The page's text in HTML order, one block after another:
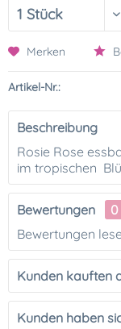
Merken
Artikel-Nr.:
Beschreibung
Rosie Rose
im tropischen
Bewertungen
0
Bewertungen
Kunden kauften
Kunden haben